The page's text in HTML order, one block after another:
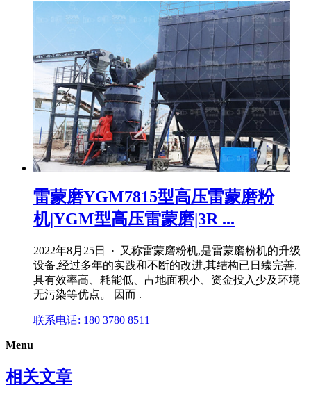
雷蒙磨YGM7815型高压雷蒙磨粉
机|YGM型高压雷蒙磨|3R ...
2022年8月25日 · 又称雷蒙磨粉机,是雷蒙磨粉机的升级
设备,经过多年的实践和不断的改进,其结构已日臻完善,
具有效率高、耗能低、占地面积小、资金投入少及环境
无污染等优点。 因而 .
联系电话: 180 3780 8511
Menu
相关文章